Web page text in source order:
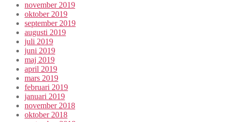
november 2019
oktober 2019
september 2019
augusti 2019
juli 2019
juni 2019
maj 2019
april 2019
mars 2019
februari 2019
januari 2019
november 2018
oktober 2018